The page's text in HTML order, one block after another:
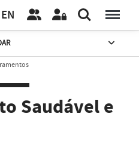
EN
Saudável e